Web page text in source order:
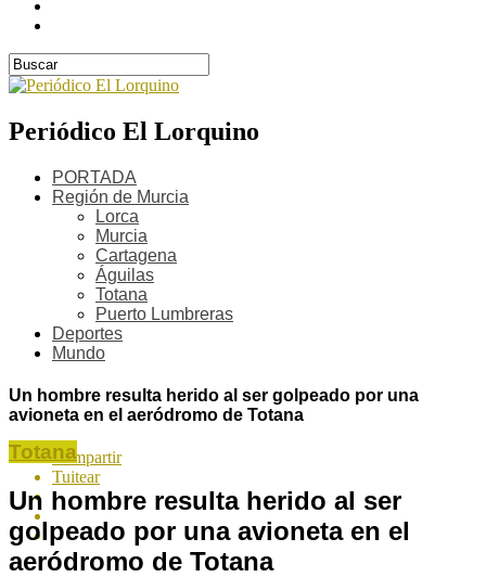
Periódico El Lorquino
PORTADA
Región de Murcia
Lorca
Murcia
Cartagena
Águilas
Totana
Puerto Lumbreras
Deportes
Mundo
Un hombre resulta herido al ser golpeado por una
avioneta en el aeródromo de Totana
Compartir
Tuitear
Totana
Un hombre resulta herido al ser
golpeado por una avioneta en el
aeródromo de Totana